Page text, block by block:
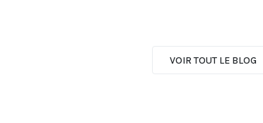
VOIR TOUT LE BLOG